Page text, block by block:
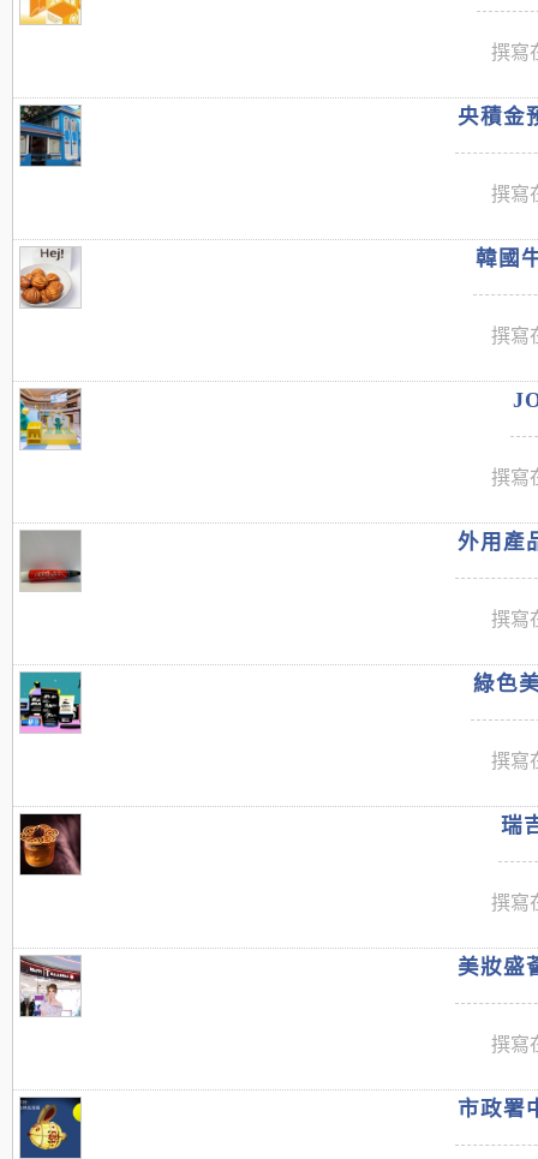
撰寫
央積金
撰寫
韓國
撰寫
撰寫
外用產
撰寫
綠色
撰寫
瑞
撰寫
美妝盛
撰寫
市政署